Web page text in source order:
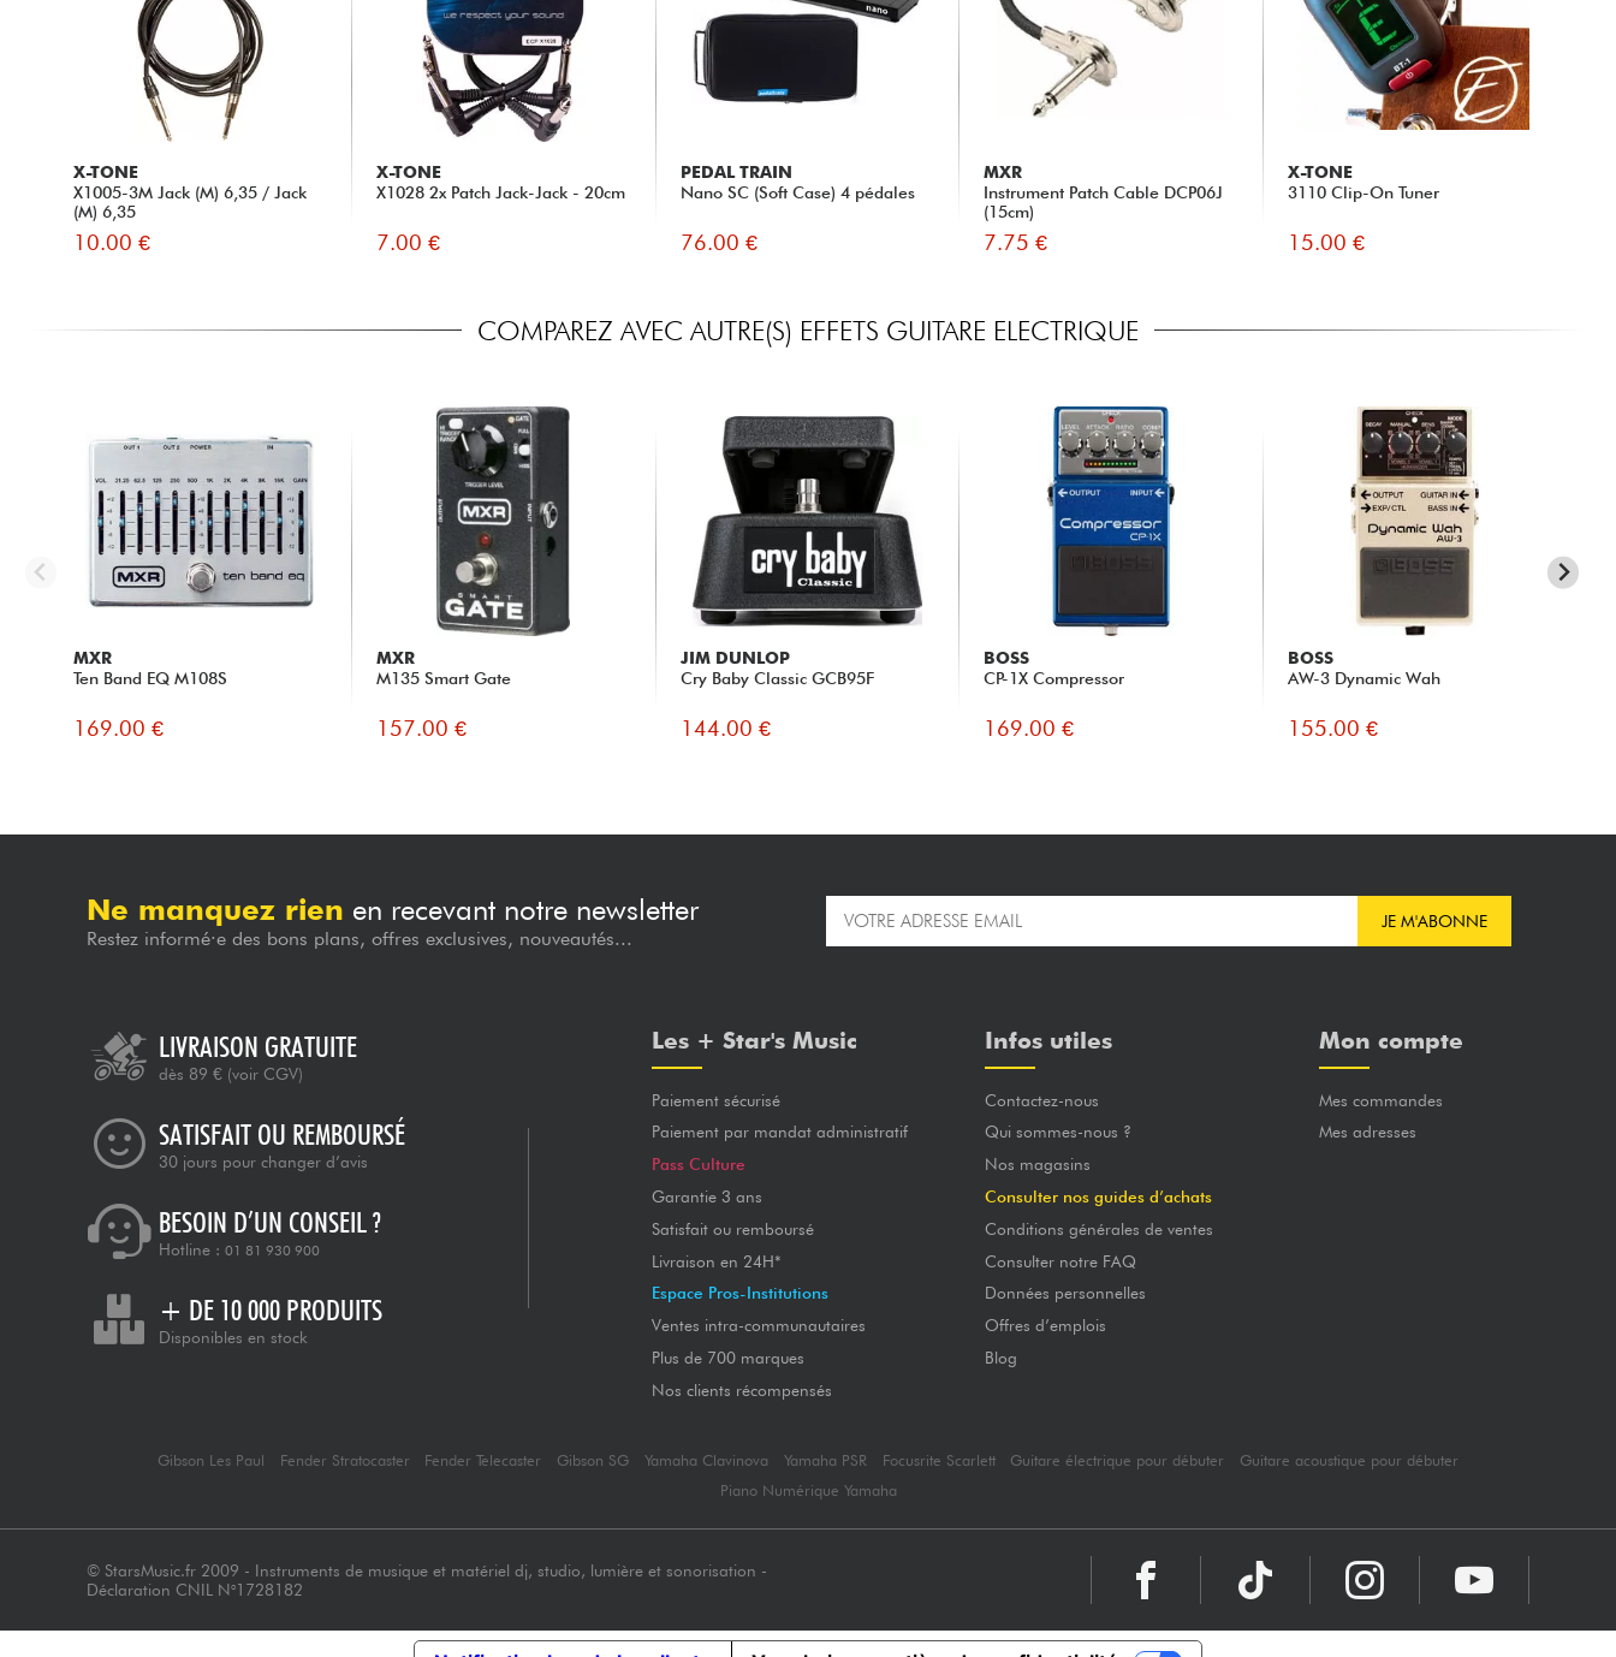
X-TONE
X1005-3M Jack (M) 6,35 / Jack
(M) 6,35
10.00 €
X-TONE
X1028 2x Patch Jack-Jack - 20cm
7.00 €
PEDAL TRAIN
Nano SC (Soft Case) 4 pédales
76.00 €
MXR
Instrument Patch Cable DCP06J
(15cm)
7.75 €
X-TONE
3110 Clip-On Tuner
15.00 €
COMPAREZ AVEC AUTRE(S) EFFETS GUITARE ELECTRIQUE
MXR
Ten Band EQ M108S
169.00 €
MXR
M135 Smart Gate
157.00 €
JIM DUNLOP
Cry Baby Classic GCB95F
144.00 €
BOSS
CP-1X Compressor
169.00 €
BOSS
AW-3 Dynamic Wah
155.00 €
Ne manquez rien en recevant notre newsletter
Restez informé·e des bons plans, offres exclusives, nouveautés...
JE M'ABONNE
LIVRAISON GRATUITE
dès 89 € (voir CGV)
SATISFAIT OU REMBOURSÉ
30 jours pour changer d’avis
BESOIN D’UN CONSEIL ?
Hotline : 01 81 930 900
+ DE 10 000 PRODUITS
Disponibles en stock
Les + Star's Music
Paiement sécurisé
Paiement par mandat administratif
Pass Culture
Garantie 3 ans
Satisfait ou remboursé
Livraison en 24H*
Espace Pros-Institutions
Ventes intra-communautaires
Plus de 700 marques
Nos clients récompensés
Infos utiles
Contactez-nous
Qui sommes-nous ?
Nos magasins
Consulter nos guides d’achats
Conditions générales de ventes
Consulter notre FAQ
Données personnelles
Offres d’emplois
Blog
Mon compte
Mes commandes
Mes adresses
Gibson Les Paul Fender Stratocaster Fender Telecaster Gibson SG Yamaha Clavinova Yamaha PSR Focusrite Scarlett Guitare électrique pour débuter
Guitare acoustique pour débuter
Piano Numérique Yamaha
© StarsMusic.fr 2009 - Instruments de musique et matériel dj, studio, lumière et sonorisation -
Déclaration CNIL N°1728182